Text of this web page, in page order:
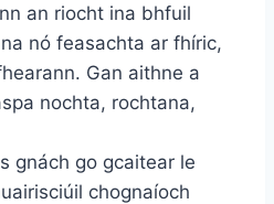
an riocht ina bhfuil
nó feasachta ar fhíric,
Gan aithne a
nochta, rochtana,
gnách go gcaitear le
chognaíoch